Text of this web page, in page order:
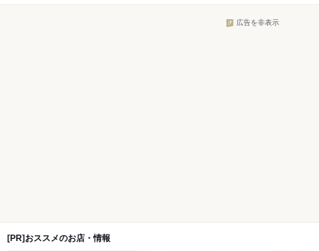
広告を非表示
[PR]おススメのお店・情報